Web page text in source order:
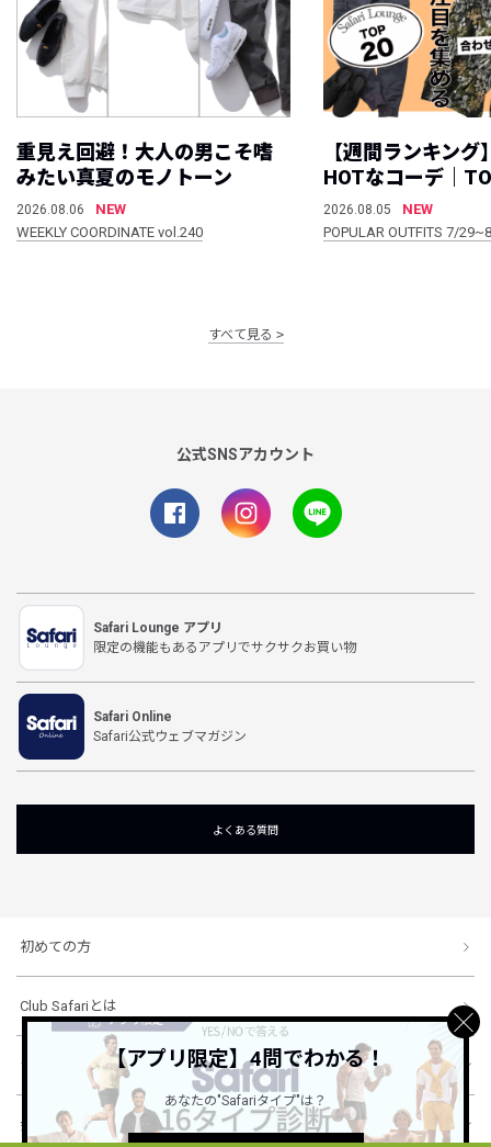
重見え回避！大人の男こそ嗜
みたい真夏のモノトーン
2026.08.06
NEW
WEEKLY COORDINATE vol.240
【週間ランキング
HOTなコーデ｜
2026.08.05
NEW
POPULAR OUTFITS 7/
すべて見る
公式SNSアカウント
Safari Lounge アプリ
限定の機能もあるアプリでサクサクお買い物
Safari Online
Safari公式ウェブマガジン
よくある質問
初めての方
Club Safariとは
ショッピングガイド
会社概要・規約
【アプリ限定】4問でわかる！
あなたの"Safariタイプ"は？